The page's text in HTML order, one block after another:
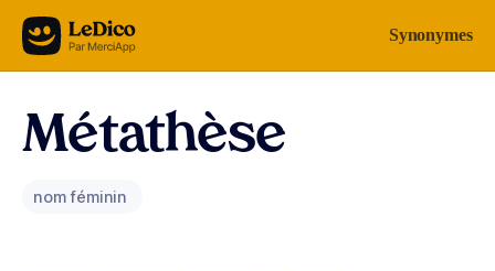
Aller au contenu Synonymes
Métathèse
nom féminin